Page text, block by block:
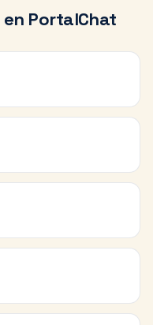
en PortalChat